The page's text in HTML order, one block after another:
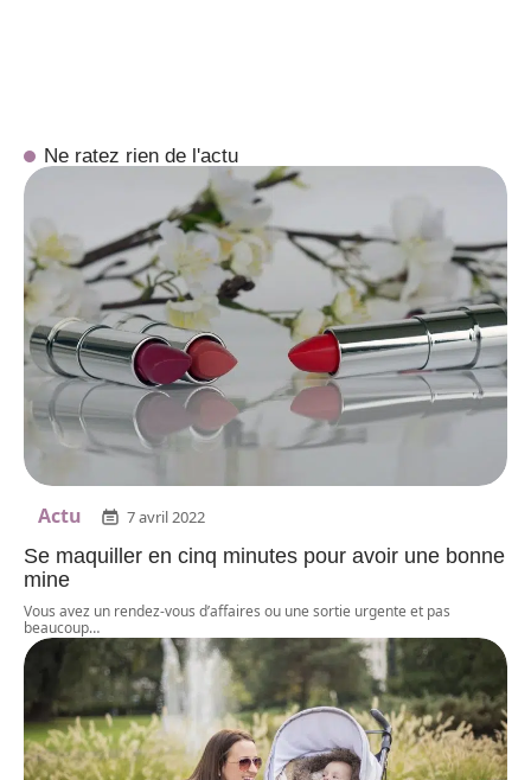
Ne ratez rien de l'actu
Actu 7 avril 2022
Se maquiller en cinq minutes pour avoir une bonne
mine
Vous avez un rendez-vous d’affaires ou une sortie urgente et pas
beaucoup…